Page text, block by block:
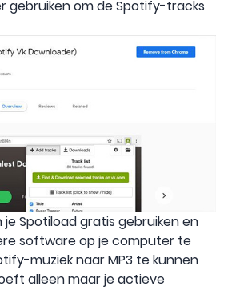
gebruiken om de Spotify-tracks
je Spotiload gratis gebruiken en
software op je computer te
muziek naar MP3 te kunnen
alleen maar je actieve